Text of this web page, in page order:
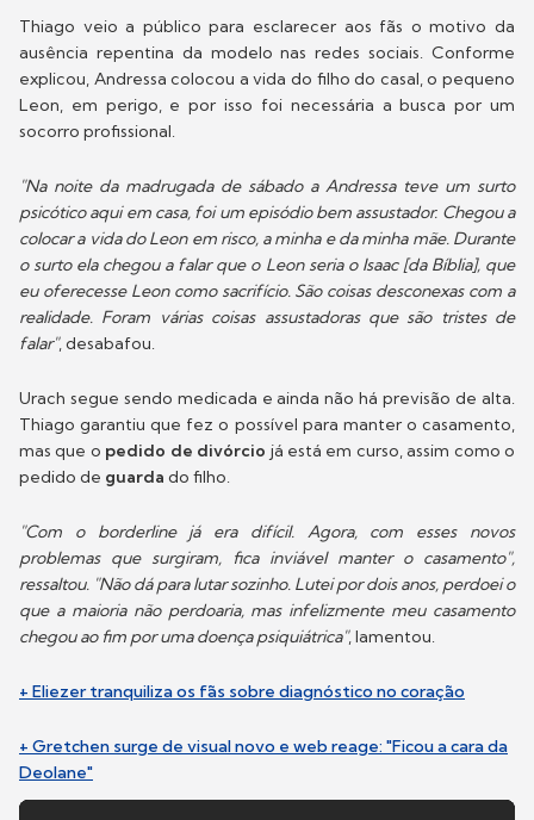
Thiago veio a público para esclarecer aos fãs o motivo da
ausência repentina da modelo nas redes sociais. Conforme
explicou, Andressa colocou a vida do filho do casal, o pequeno
Leon, em perigo, e por isso foi necessária a busca por um
socorro profissional.
"Na noite da madrugada de sábado a Andressa teve um surto
psicótico aqui em casa, foi um episódio bem assustador. Chegou a
colocar a vida do Leon em risco, a minha e da minha mãe. Durante
o surto ela chegou a falar que o Leon seria o Isaac [da Bíblia], que
eu oferecesse Leon como sacrifício. São coisas desconexas com a
realidade. Foram várias coisas assustadoras que são tristes de
falar", desabafou.
Urach segue sendo medicada e ainda não há previsão de alta.
Thiago garantiu que fez o possível para manter o casamento,
mas que o pedido de divórcio já está em curso, assim como o
pedido de guarda do filho.
"Com o borderline já era difícil. Agora, com esses novos
problemas que surgiram, fica inviável manter o casamento",
ressaltou. "Não dá para lutar sozinho. Lutei por dois anos, perdoei o
que a maioria não perdoaria, mas infelizmente meu casamento
chegou ao fim por uma doença psiquiátrica", lamentou.
+ Eliezer tranquiliza os fãs sobre diagnóstico no coração
+ Gretchen surge de visual novo e web reage: "Ficou a cara da
Deolane"